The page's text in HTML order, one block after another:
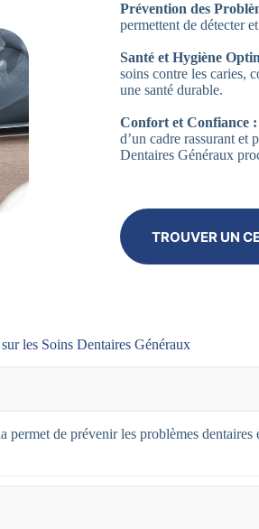
Prévention des
permettent de détecter
Santé et Hygiène
soins contre les caries,
une santé durable.
Confort et Confiance :
d’un cadre rassurant et
Dentaires Généraux
TROUVER UN
les Soins Dentaires Généraux
de prévenir les problèmes